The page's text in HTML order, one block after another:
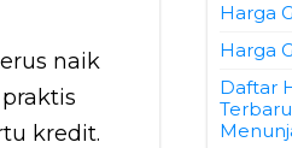
naik
kredit.
Harga
Harga
Daftar